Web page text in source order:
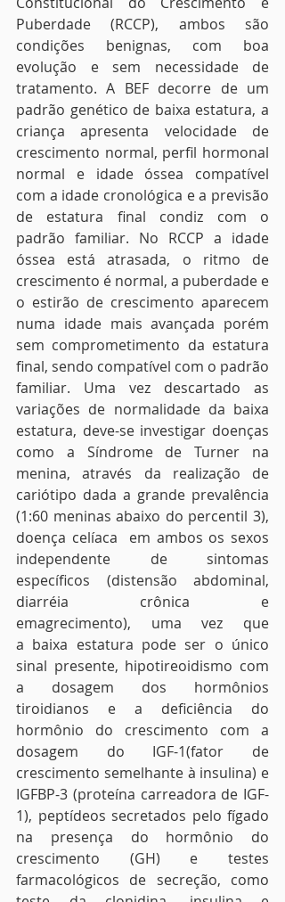
Puberdade (RCCP), ambos são
condições benignas, com boa
evolução e sem necessidade de
tratamento. A BEF decorre de um
padrão genético de baixa estatura, a
criança apresenta velocidade de
crescimento normal, perfil hormonal
normal e idade óssea compatível
com a idade cronológica e a previsão
de estatura final condiz com o
padrão familiar. No RCCP a idade
óssea está atrasada, o ritmo de
crescimento é normal, a puberdade e
o estirão de crescimento aparecem
numa idade mais avançada porém
sem comprometimento da estatura
final, sendo compatível com o padrão
familiar. Uma vez descartado as
variações de normalidade da baixa
estatura, deve-se investigar doenças
como a Síndrome de Turner na
menina, através da realização de
cariótipo dada a grande prevalência
(1:60 meninas abaixo do percentil 3),
doença celíaca  em ambos os sexos
independente de sintomas
específicos (distensão abdominal,
diarréia crônica e
emagrecimento), uma vez que
a baixa estatura pode ser o único
sinal presente, hipotireoidismo com
a dosagem dos hormônios
tiroidianos e a deficiência do
hormônio do crescimento com a
dosagem do IGF-1(fator de
crescimento semelhante à insulina) e
IGFBP-3 (proteína carreadora de IGF-
1), peptídeos secretados pelo fígado
na presença do hormônio do
crescimento (GH) e testes
farmacológicos de secreção, como